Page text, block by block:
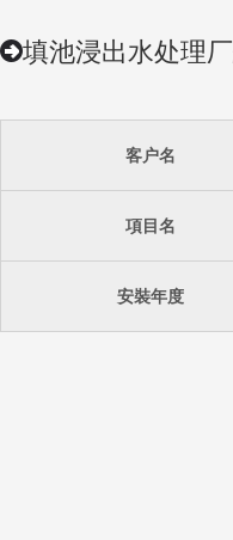
填池浸出水处理
客户名
項目名
安裝年度